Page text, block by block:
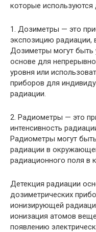
которые используются
1. Дозиметры — это
экспозицию радиации,
Дозиметры могут быть
основе для
уровня или
приборов для
радиации.
2. Радиометры — это
интенсивность
Радиометры могут
радиации в
радиационного поля в
Детекция радиации
дозиметрических
ионизирующей
ионизация атомов
появлению